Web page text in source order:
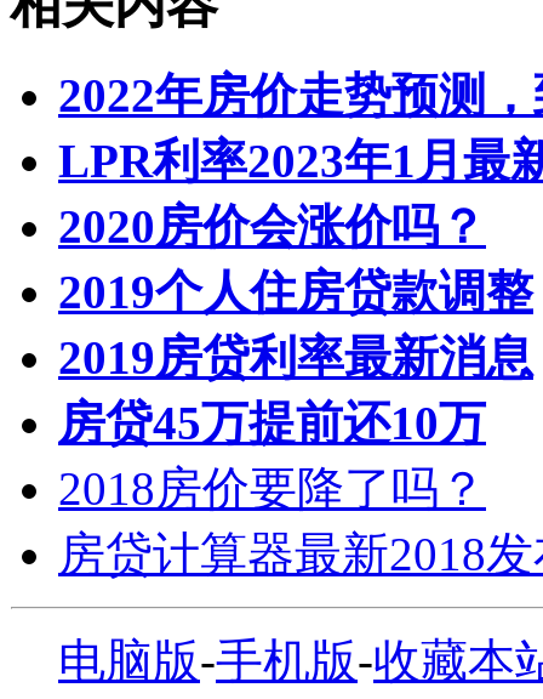
2022年房价走势预测
LPR利率2023年1月最
2020房价会涨价吗？
2019个人住房贷款调整
2019房贷利率最新消息
房贷45万提前还10万
2018房价要降了吗？
房贷计算器最新2018
电脑版-手机版-收藏本